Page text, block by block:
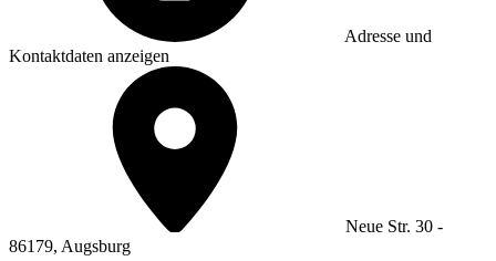
Adresse und
Kontaktdaten anzeigen
Neue Str. 30 -
86179, Augsburg